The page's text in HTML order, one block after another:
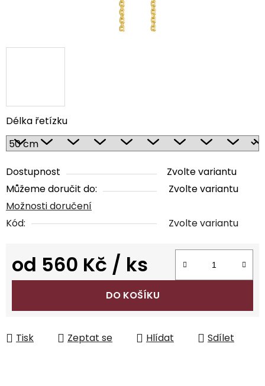
Délka řetízku
Dostupnost
Zvolte variantu
Můžeme doručit do:
Zvolte variantu
Možnosti doručení
Kód:
Zvolte variantu
od 560 Kč / ks
Měrná cena:
DO KOŠÍKU
Tisk Zeptat se Hlídat Sdílet